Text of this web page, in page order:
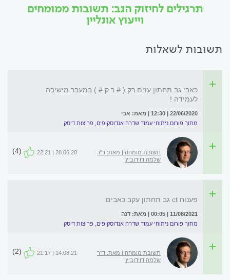
תרגילים לחיזוק הגב: תשובות ממומחים
וייעוץ אונליין
תשובות לשאלות
כאבי גב תחתון עזים רק ( # ר ק # ) במעבר מישיבה
לעמידה !
22/06/2020 | 12:30 | מאת: אבי
מתוך פורום ניתוחי עמוד שדרה אנדוסקופים, פריצות דיסק
תשובת מומחה | מאת: ד"ר
שלמה דוידוביץ
28.06.20 | 22:21
(4)
פענוח ct גב תחתון עקב כאבים
11/08/2021 | 00:05 | מאת: דנה
מתוך פורום ניתוחי עמוד שדרה אנדוסקופים, פריצות דיסק
תשובת מומחה | מאת: ד"ר
שלמה דוידוביץ
14.08.21 | 21:17
(2)